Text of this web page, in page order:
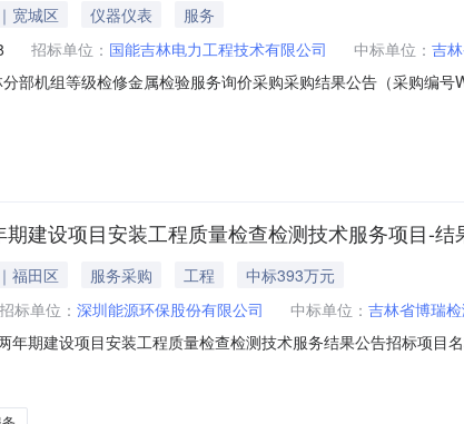
宽城区 仪器仪表
服务
招标单位： 国能吉林电力工程技术有限公司 中标单位： 吉
部机组等级检修金属检验服务询价采购采购结果公告（采购编
收单位：国能东北（沈阳）物资有限公司联系电话：024-
建设项目安装工程质量检查检测技术服务项目-结
福田区 服务采购 工程
中标393万元
招标单位： 深圳能源环保股份有限公司 中标单位： 吉林省博瑞
年期建设项目安装工程质量检查检测技术服务结果公告招标项
：周工，13544010955招标代理人：广东省机电设备招标有限公